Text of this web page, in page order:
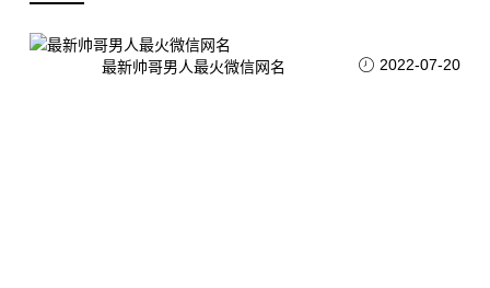
最新帅哥男人最火微信网名 2022-07-20